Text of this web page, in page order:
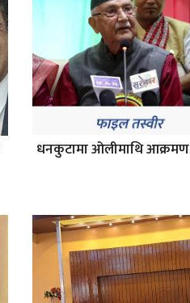
धनकुटामा ओलीमाथि आक्रमण